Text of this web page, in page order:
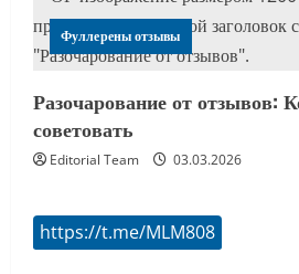
Фуллерены отзывы
Разочарование от отзывов:
советовать
Editorial Team 03.03.2026
https://t.me/MLM808